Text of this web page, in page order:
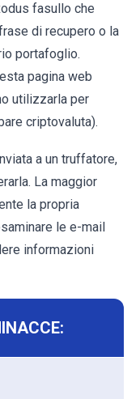
fasullo che
di recupero o la
portafoglio.
pagina web
utilizzarla per
criptovaluta).
a un truffatore,
La maggior
la propria
le e-mail
informazioni